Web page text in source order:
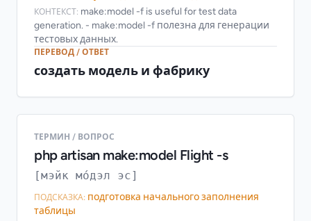
КОНТЕКСТ: make:model -f is useful for test data
generation. - make:model -f полезна для генерации
тестовых данных.
ПЕРЕВОД / ОТВЕТ
создать модель и фабрику
ТЕРМИН / ВОПРОС
php artisan make:model Flight -s
[мэйк мо́дэл эс]
ПОДСКАЗКА: подготовка начального заполнения
таблицы